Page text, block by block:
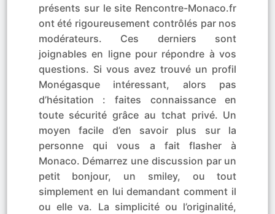
présents sur le site Rencontre-Monaco.fr
ont été rigoureusement contrôlés par nos
modérateurs. Ces derniers sont
joignables en ligne pour répondre à vos
questions. Si vous avez trouvé un profil
Monégasque intéressant, alors pas
d’hésitation : faites connaissance en
toute sécurité grâce au tchat privé. Un
moyen facile d’en savoir plus sur la
personne qui vous a fait flasher à
Monaco. Démarrez une discussion par un
petit bonjour, un smiley, ou tout
simplement en lui demandant comment il
ou elle va. La simplicité ou l’originalité,